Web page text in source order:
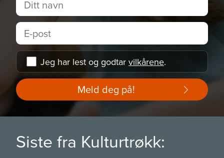
Jeg har lest og godtar vilkårene.
Meld deg på!
Siste fra Kulturtrøkk: